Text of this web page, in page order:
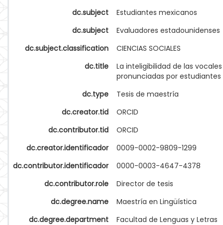
dc.subject
Estudiantes mexicanos
dc.subject
Evaluadores estadounidenses
dc.subject.classification
CIENCIAS SOCIALES
dc.title
La inteligibilidad de las
pronunciadas por
dc.type
Tesis de maestría
dc.creator.tid
ORCID
dc.contributor.tid
ORCID
dc.creator.identificador
0009-0002-9809-1299
dc.contributor.identificador
0000-0003-4647-4378
dc.contributor.role
Director de tesis
dc.degree.name
Maestría en Lingüística
dc.degree.department
Facultad de Lenguas y Letras